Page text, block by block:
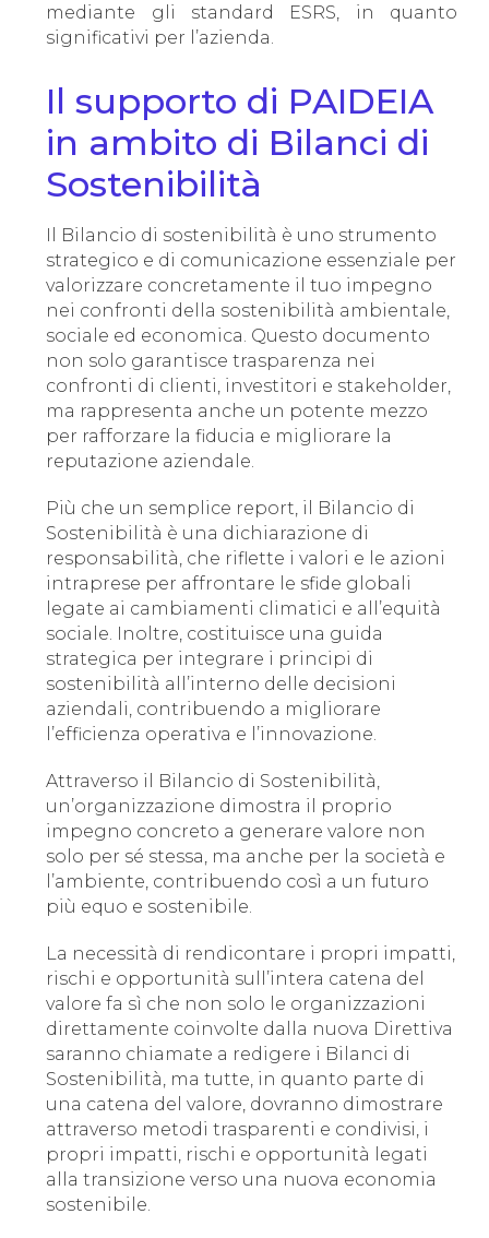
mediante gli standard ESRS, in quanto
significativi per l’azienda.
Il supporto di PAIDEIA
in ambito di Bilanci di
Sostenibilità
Il Bilancio di sostenibilità è uno strumento
strategico e di comunicazione essenziale per
valorizzare concretamente il tuo impegno
nei confronti della sostenibilità ambientale,
sociale ed economica. Questo documento
non solo garantisce trasparenza nei
confronti di clienti, investitori e stakeholder,
ma rappresenta anche un potente mezzo
per rafforzare la fiducia e migliorare la
reputazione aziendale.
Più che un semplice report, il Bilancio di
Sostenibilità è una dichiarazione di
responsabilità, che riflette i valori e le azioni
intraprese per affrontare le sfide globali
legate ai cambiamenti climatici e all’equità
sociale. Inoltre, costituisce una guida
strategica per integrare i principi di
sostenibilità all’interno delle decisioni
aziendali, contribuendo a migliorare
l’efficienza operativa e l’innovazione.
Attraverso il Bilancio di Sostenibilità,
un’organizzazione dimostra il proprio
impegno concreto a generare valore non
solo per sé stessa, ma anche per la società e
l’ambiente, contribuendo così a un futuro
più equo e sostenibile.
La necessità di rendicontare i propri impatti,
rischi e opportunità sull’intera catena del
valore fa sì che non solo le organizzazioni
direttamente coinvolte dalla nuova Direttiva
saranno chiamate a redigere i Bilanci di
Sostenibilità, ma tutte, in quanto parte di
una catena del valore, dovranno dimostrare
attraverso metodi trasparenti e condivisi, i
propri impatti, rischi e opportunità legati
alla transizione verso una nuova economia
sostenibile.